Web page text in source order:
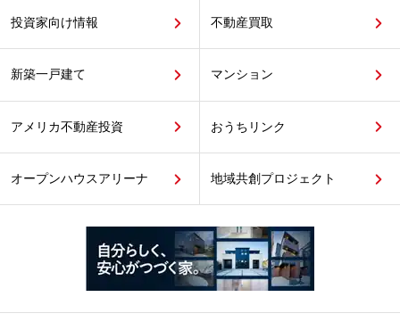
投資家向け情報 不動産買取
新築一戸建て マンション
アメリカ不動産投資 おうちリンク
オープンハウスアリーナ 地域共創プロジェクト